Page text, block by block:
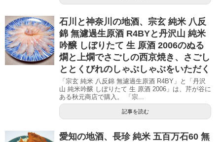
石川と神奈川の地酒、宗玄 純米 八反
錦 無濾過生原酒 R4BYと丹沢山 純米
吟醸 しぼりたて 生 原酒 2006のぬる
燗と上燗でさごしの西京焼き、さごし
ととくびれのしゃぶしゃぶをいただく
「宗玄 純米 八反錦 無濾過生原酒 R4BY」と「丹沢
山 純米吟醸 しぼりたて 生 原酒 2006」は、芹が谷に
ある秋元商店で購入。 「宗...
記事を読む
愛知の地酒、長珍 純米 五百万石60 無